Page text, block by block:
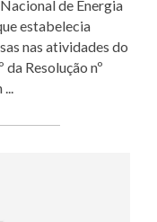
de Energia
estabelecia
nas atividades do
Resolução nº